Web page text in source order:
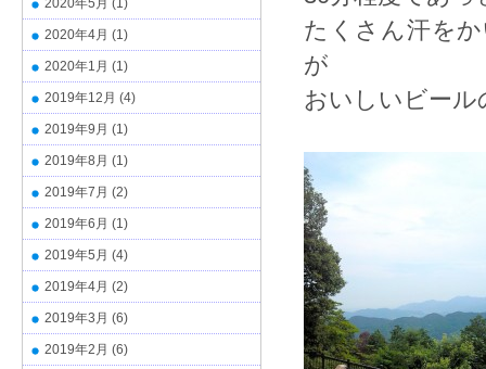
たくさん汗を
が
おいしいビール
2020年5月 (1)
2020年4月 (1)
2020年1月 (1)
2019年12月 (4)
2019年9月 (1)
2019年8月 (1)
2019年7月 (2)
2019年6月 (1)
2019年5月 (4)
2019年4月 (2)
2019年3月 (6)
2019年2月 (6)